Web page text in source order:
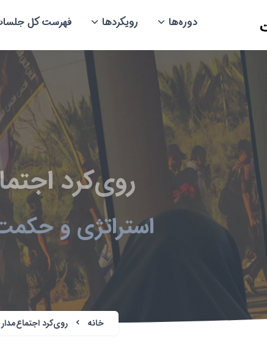
دوره‌ها رویکردها فهرست کل
روی‌کرد
استراتژی و
خانه روی‌کرد اجتماع‌مدار